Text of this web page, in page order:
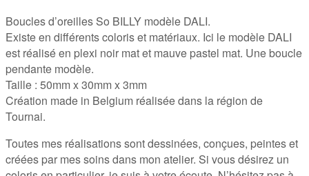
Boucles d’oreilles So BILLY modèle DALI.
Existe en différents coloris et matériaux. Ici le modèle DALI
est réalisé en plexi noir mat et mauve pastel mat. Une boucle
pendante modèle.
Taille : 50mm x 30mm x 3mm
Création made in Belgium réalisée dans la région de
Tournai.
Toutes mes réalisations sont dessinées, conçues, peintes et
créées par mes soins dans mon atelier. Si vous désirez un